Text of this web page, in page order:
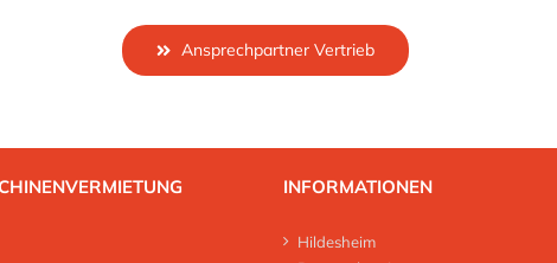
Ansprechpartner Vertrieb
INFORMATIONEN
Hildesheim